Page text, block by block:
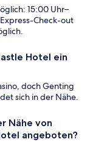
15:00 Uhr–
Check-out
Hotel ein
doch Genting
sich in der Nähe.
Nähe von
angeboten?